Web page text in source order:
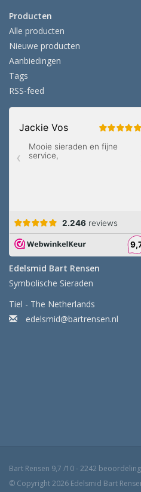
Producten
Alle producten
Nieuwe producten
Aanbiedingen
Tags
RSS-feed
Edelsmid Bart Rensen
Symbolische Sieraden
Tiel - The Netherlands
edelsmid@bartrensen.nl
Bart Rensen 9,7 /10- 2242
© Copyright 2026 Edelsmid Bart